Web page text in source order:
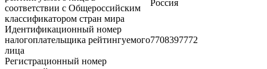
соответствии с Общероссийским
классификатором стран мира
Россия
Идентификационный номер
налогоплательщика рейтингуемого
лица
7708397772
Регистрационный номер